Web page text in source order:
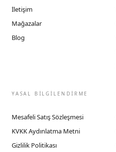
İletişim
Mağazalar
Blog
YASAL BİLGİLENDİRME
Mesafeli Satış Sözleşmesi
KVKK Aydınlatma Metni
Gizlilik Politikası